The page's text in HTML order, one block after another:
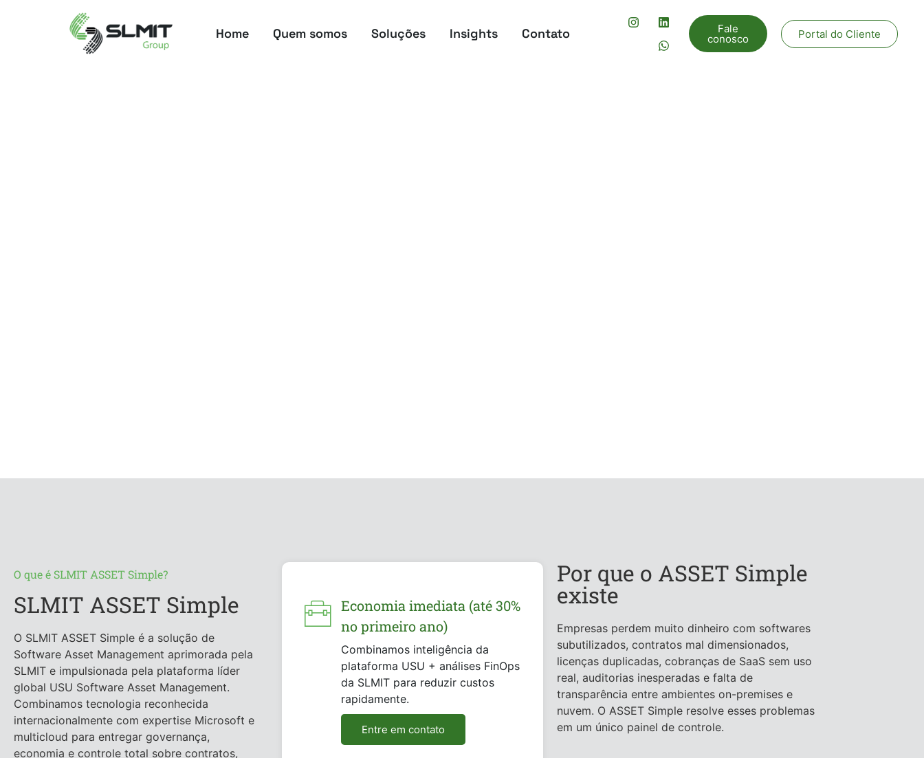
Home Quem somos Soluções Insights Contato Fale
conosco Portal do Cliente
O que é SLMIT ASSET Simple?
SLMIT ASSET Simple
O SLMIT ASSET Simple é a solução de
Software Asset Management aprimorada pela
SLMIT e impulsionada pela plataforma líder
global USU Software Asset Management.
Combinamos tecnologia reconhecida
internacionalmente com expertise Microsoft e
multicloud para entregar governança,
economia e controle total sobre contratos,
Economia imediata (até 30%
no primeiro ano)
Combinamos inteligência da
plataforma USU + análises FinOps
da SLMIT para reduzir custos
rapidamente.
Entre em contato
Por que o ASSET Simple
existe
Empresas perdem muito dinheiro com softwares
subutilizados, contratos mal dimensionados,
licenças duplicadas, cobranças de SaaS sem uso
real, auditorias inesperadas e falta de
transparência entre ambientes on-premises e
nuvem. O ASSET Simple resolve esses problemas
em um único painel de controle.